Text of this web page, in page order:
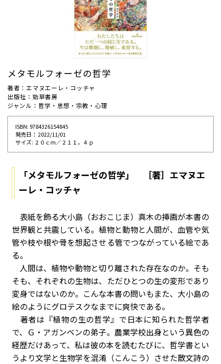
メタモルフォーゼの哲学
著者：エマヌエーレ・コッチャ
出版社：勁草書房
ジャンル：哲学・思想・宗教・心理
ISBN: 9784326154845
発売⽇： 2022/11/01
サイズ: ２０ｃｍ／２１１，４ｐ
「メタモルフォーゼの哲学」 ［著］エマヌエ
ーレ・コッチャ
表紙を飾る大小島（おおこじま）真木の挿画が本書の
世界観と共震している。植物と動物と人間が、血管や気
管や枝や根や骨を想起させる管でつながっている絵であ
る。
人間は、植物や動物と切り離された存在なのか。そも
そも、それぞれの生物は、ただひとつの生の変形であり
変身ではないのか。こんな本書の問いもまた、大小島の
絵のようにグロテスクなまでに爽快である。
著者は『植物の生の哲学』で日本に知られた哲学者
で、Ｇ・アガンベンの弟子。農業学校出身という異色の
経歴だけあって、私は彼の本を読むたびに、哲学書とい
うより文学と生物学を混淆（こんこう）させた散文詩の